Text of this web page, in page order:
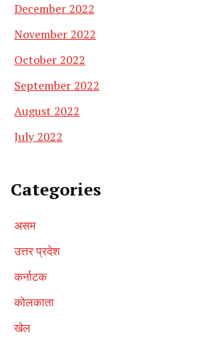
December 2022
November 2022
October 2022
September 2022
August 2022
July 2022
Categories
असम
उत्तर प्रदेश
कर्नाटक
कोलकाता
खेल